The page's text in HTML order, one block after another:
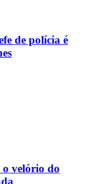
de polícia é
velório do